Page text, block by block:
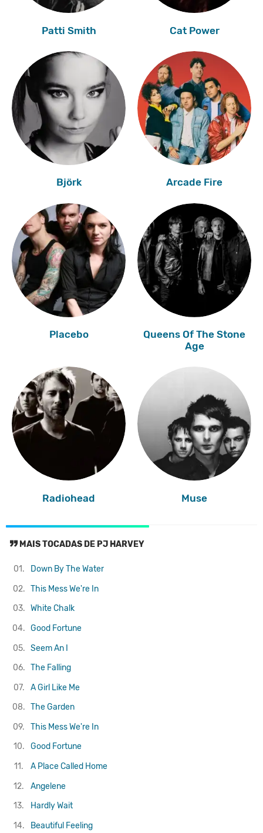
Patti Smith Cat Power
Björk Arcade Fire
Placebo
Queens Of The Stone
Age
Radiohead Muse
MAIS TOCADAS DE PJ HARVEY
01.
Down By The Water
02. This Mess We're In
03. White Chalk
04. Good Fortune
05. Seem An I
06. The Falling
07.
A Girl Like Me
08. The Garden
09.
This Mess We're In
10.
Good Fortune
11.
A Place Called Home
12.
Angelene
13.
Hardly Wait
14.
Beautiful Feeling